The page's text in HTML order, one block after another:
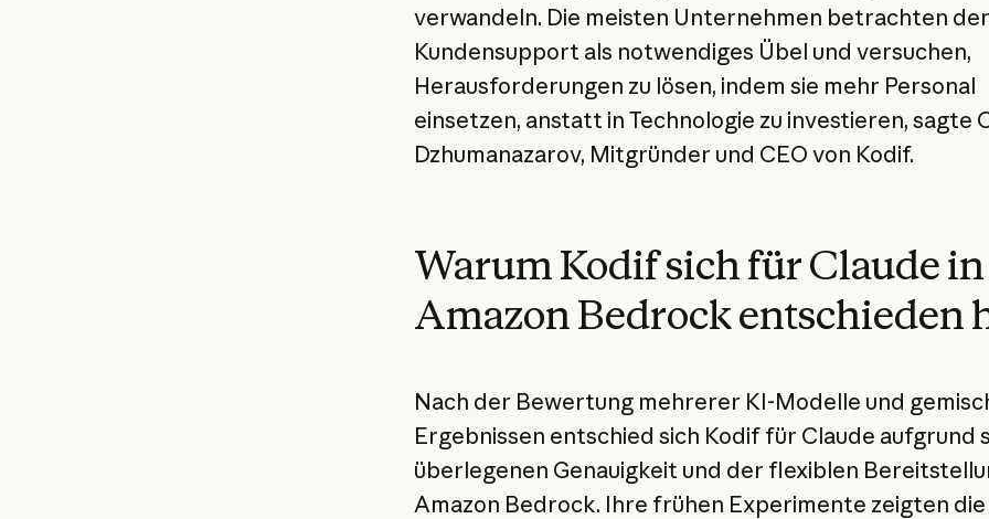
verwandeln. Die meisten Unternehmen betrachten
Kundensupport als notwendiges Übel und versuchen,
Herausforderungen zu lösen, indem sie mehr Personal
einsetzen, anstatt in Technologie zu investieren, sagte
Dzhumanazarov, Mitgründer und CEO von Kodif.
Warum Kodif sich für Claude in
Amazon Bedrock entschieden
Nach der Bewertung mehrerer KI-Modelle und
Ergebnissen entschied sich Kodif für Claude aufgrund
überlegenen Genauigkeit und der flexiblen
Amazon Bedrock. Ihre frühen Experimente zeigten die